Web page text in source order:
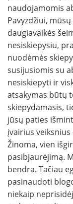
naudojamomis
Pavyzdžiui,
daugiavaikės
nesiskiepysiu,
nuodėmės
susijusiomis su
nesiskiepyti ir
atsakymas būtų
skiepydamasis,
jūsų paties
įvairius
Žinoma, vien
pasibjaurėjimą.
bendra. Tačiau
pasinaudoti
niekaip